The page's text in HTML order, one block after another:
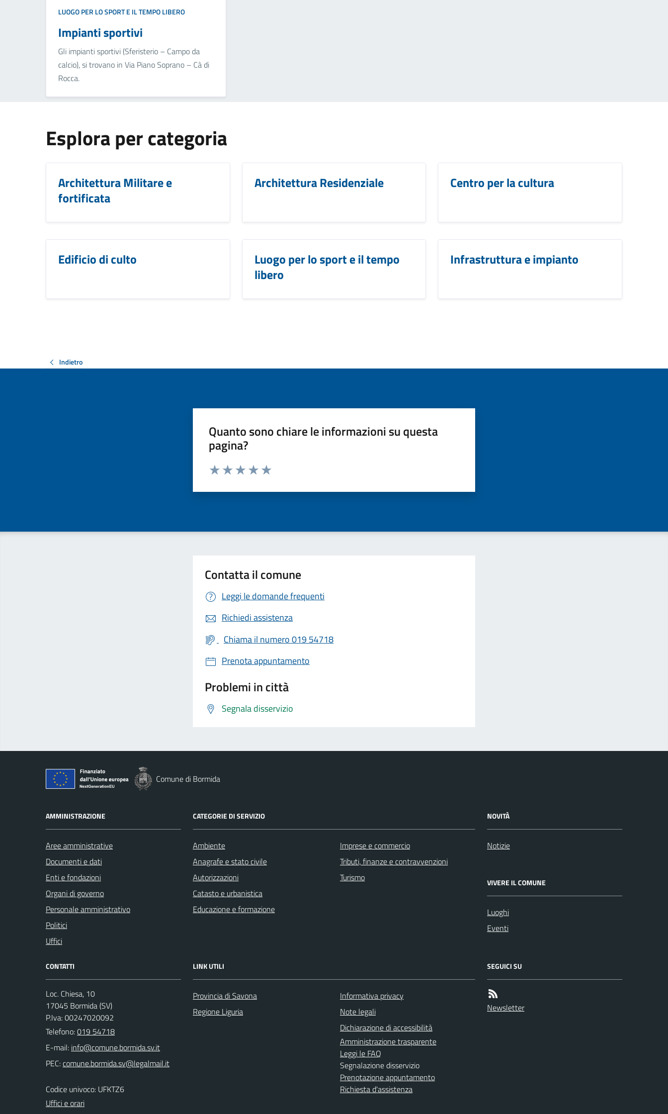
LUOGO PER LO SPORT E IL TEMPO LIBERO
Impianti sportivi
Gli impianti sportivi (Sferisterio – Campo da
calcio), si trovano in Via Piano Soprano – Cà di
Rocca.
Esplora per categoria
Architettura Militare e
fortificata
Architettura Residenziale Centro per la cultura
Edificio di culto
Luogo per lo sport e il tempo
libero
Infrastruttura e impianto
Indietro
Quanto sono chiare le informazioni su questa
pagina?
Valuta da 1 a 5 stelle la pagina
Contatta il comune
Leggi le domande frequenti
Richiedi assistenza
Chiama il numero 019 54718
Prenota appuntamento
Problemi in città
Segnala disservizio
Comune di Bormida
AMMINISTRAZIONE
Aree amministrative
Documenti e dati
Enti e fondazioni
Organi di governo
Personale amministrativo
Politici
Uffici
CATEGORIE DI SERVIZIO
Ambiente
Anagrafe e stato civile
Autorizzazioni
Catasto e urbanistica
Educazione e formazione
Imprese e commercio
Tributi, finanze e contravvenzioni
Turismo
NOVITÀ
Notizie
VIVERE IL COMUNE
Luoghi
Eventi
CONTATTI
Loc. Chiesa, 10
17045 Bormida (SV)
P.Iva: 00247020092
Telefono:019 54718
E-mail:
PEC:
Codice univoco: UFKTZ6
Uffici e orari
LINK UTILI
Provincia di Savona
Regione Liguria
Informativa privacy
Note legali
Dichiarazione di accessibilità
Amministrazione trasparente
Leggi le FAQ
Segnalazione disservizio
Prenotazione appuntamento
Richiesta d'assistenza
SEGUICI SU
Newsletter